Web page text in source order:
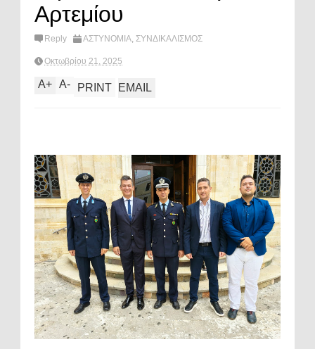
Αρτεμίου
Reply ΑΣΤΥΝΟΜΙΑ, ΣΥΝΔΙΚΑΛΙΣΜΟΣ
Οκτωβρίου 21, 2025
A+ A- PRINT EMAIL